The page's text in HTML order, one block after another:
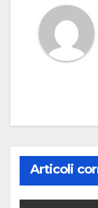
Articoli